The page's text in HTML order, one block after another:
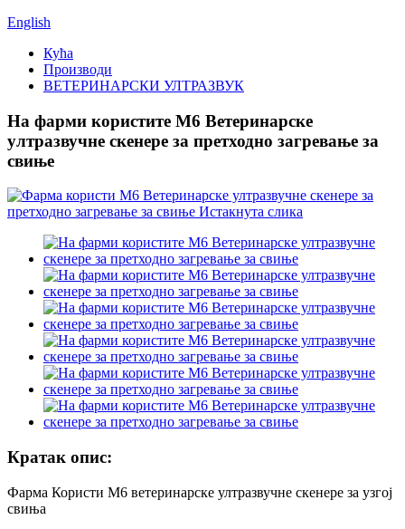
English
Кућа
Производи
ВЕТЕРИНАРСКИ УЛТРАЗВУК
На фарми користите М6 Ветеринарске
ултразвучне скенере за претходно загревање за
свиње
Кратак опис:
Фарма Користи М6 ветеринарске ултразвучне скенере за узгој
свиња